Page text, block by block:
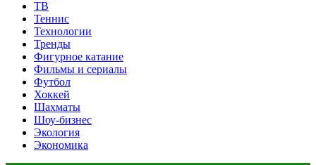
ТВ
Теннис
Технологии
Тренды
Фигурное катание
Фильмы и сериалы
Футбол
Хоккей
Шахматы
Шоу-бизнес
Экология
Экономика